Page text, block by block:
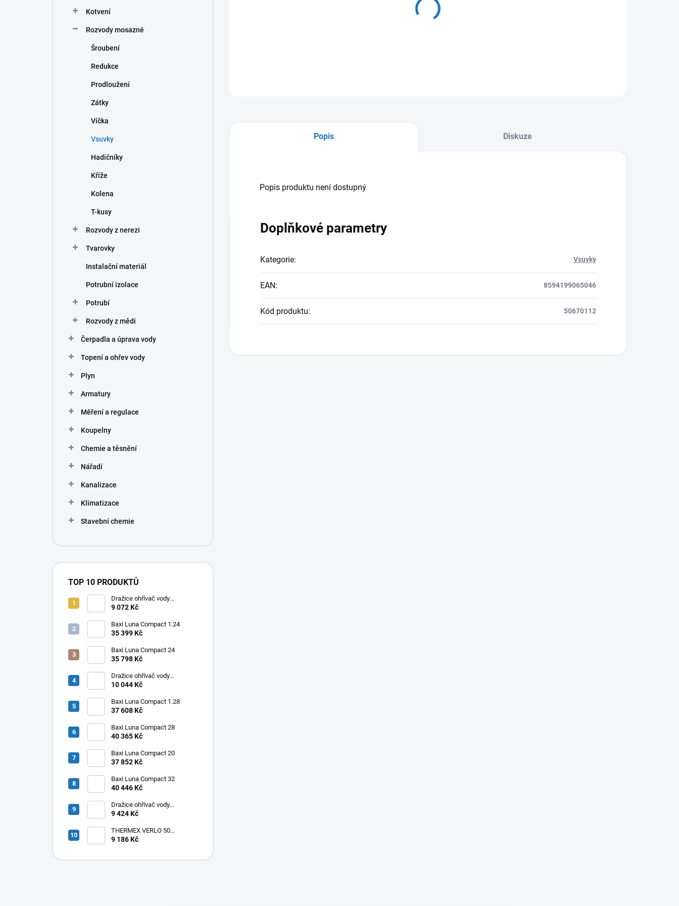
Kotvení
Rozvody mosazné
Šroubení
Redukce
Prodloužení
Zátky
Víčka
Vsuvky
Hadičníky
Kříže
Kolena
T-kusy
Rozvody z nerezi
Tvarovky
Instalační materiál
Potrubní izolace
Potrubí
Rozvody z mědi
Čerpadla a úprava vody
Topení a ohřev vody
Plyn
Armatury
Měření a regulace
Koupelny
Chemie a těsnění
Nářadí
Kanalizace
Klimatizace
Stavební chemie
TOP 10 PRODUKTŮ
Dražice ohřívač vody
elektrický svislý OKHE ONE/E
9 072 Kč
Baxi Luna Compact 1.24
35 399 Kč
Baxi Luna Compact 24
35 798 Kč
Dražice ohřívač vody
elektrický svislý OKHE ONE/E
10 044 Kč
Baxi Luna Compact 1.28
37 608 Kč
Baxi Luna Compact 28
40 365 Kč
Baxi Luna Compact 20
37 852 Kč
Baxi Luna Compact 32
40 446 Kč
Dražice ohřívač vody
elektrický svislý OKHE ONE/E
9 424 Kč
THERMEX VERLO 50
elektrický ohřívač vody
9 186 Kč
11.8.2026
MOŽNOSTI DORUČENÍ
Popis Diskuze
Popis produktu není dostupný
Doplňkové parametry
Kategorie: Vsuvky
EAN: 8594199065046
Kód produktu: 50670112